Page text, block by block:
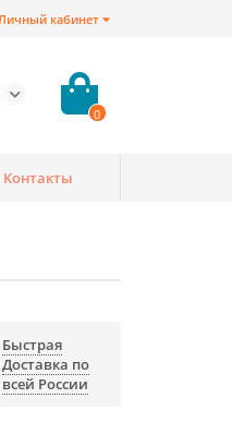
кабинет
0
Контакты
Быстрая
Доставка по
всей России